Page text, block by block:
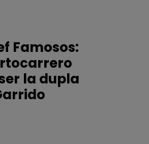
Famosos:
ser la dupla